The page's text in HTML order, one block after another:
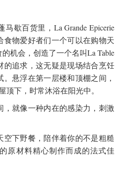
食物爱好者们一个可以在购物天
机会，创造了一个名叫La Table
的追求，这无疑是现场结合烹饪
悬浮在第一层楼和顶棚之间，
顶下，时常沐浴在阳光中。
原材料精心制作而成的法式佳